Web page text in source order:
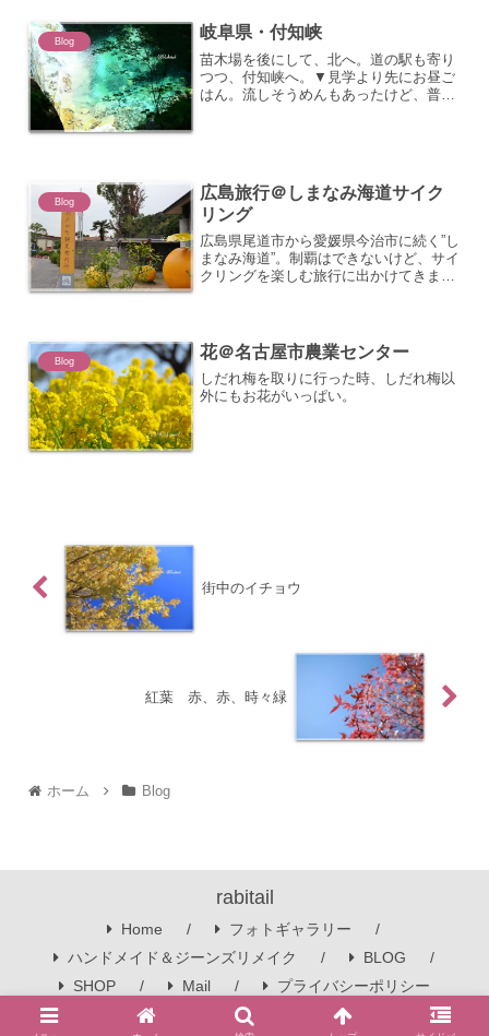
Blog 岐阜県・付知峡
苗木場を後にして、北へ。道の駅も寄り
つつ、付知峡へ。▼見学より先にお昼ご
はん。流しそうめんもあったけど、普通
Blog
広島旅行＠しまなみ海道サイク
リング
広島県尾道市から愛媛県今治市に続く”し
まなみ海道”。制覇はできないけど、サイ
クリングを楽しむ旅行に出かけてきまし
Blog 花＠名古屋市農業センター
しだれ梅を取りに行った時、しだれ梅以
外にもお花がいっぱい。
街中のイチョウ
紅葉 赤、赤、時々緑
ホーム Blog
rabitail
Home
フォトギャラリー
ハンドメイド＆ジーンズリメイク
BLOG
SHOP
Mail プライバシーポリシー
© 2016 rabitail.